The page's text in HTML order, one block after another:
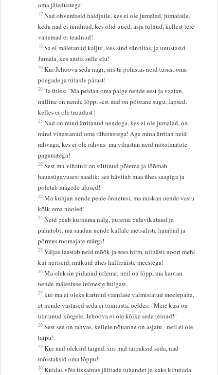
oma jäledustega!
17 Nad ohverdasid haldjaile, kes ei ole jumalad, jumalaile,
keda nad ei tundnud, kes olid uued, äsja tulnud, kellest teie
vanemad ei teadnud!
18 Sa ei mäletanud kaljut, kes sind sünnitas, ja unustasid
Jumala, kes andis sulle elu!
19 Kui Jehoova seda nägi, siis ta põlastas neid tusast oma
poegade ja tütarde pärast!
20 Ta ütles: "Ma peidan oma palge nende eest ja vaatan,
milline on nende lõpp, sest nad on pöörane sugu, lapsed,
kelles ei ole truudust!
21 Nad on mind ärritanud nendega, kes ei ole jumalad, on
mind vihastanud oma tühisustega! Aga mina ärritan neid
rahvaga, kes ei ole rahvas: ma vihastan neid mõistmatute
paganatega!
22 Sest mu vihatuli on süttinud põlema ja lõõmab
hauasügavusest saadik; see hävitab maa ühes saagiga ja
põletab mägede alused!
23 Ma kuhjan nende peale õnnetusi, ma raiskan nende vastu
kõik oma nooled!
24 Neid peab kurnama nälg, purema palavikutaud ja
pahatõbi; ma saadan nende kallale metsaliste hambad ja
põrmus roomajate mürgi!
25 Väljas laastab neid mõõk ja sees hirm, niihästi noori mehi
kui neitseid, imikuid ühes hallipäiste meestega!
26 Ma oleksin pidanud ütlema: neil on lõpp, ma kaotan
nende mälestuse inimeste hulgast,
27 kui ma ei oleks kartnud vaenlase valmistatud meelepaha,
et nende vastased seda ei tunnusta, öeldes: "Meie käsi on
ulatunud kõrgele, Jehoova ei ole kõike seda teinud!"
28 Sest see on rahvas, kellele nõuanne on asjatu - neil ei ole
taipu!
29 Kui nad oleksid targad, siis nad taipaksid seda, nad
mõistaksid oma lõppu!
30 Kuidas võis üksainus jälitada tuhandet ja kaks kihutada